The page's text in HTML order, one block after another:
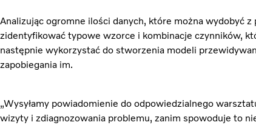
Analizując ogromne ilości danych, które można wydobyć
zidentyfikować typowe wzorce i kombinacje czynników,
następnie wykorzystać do stworzenia modeli
zapobiegania im.
„Wysyłamy powiadomienie do odpowiedzialnego
wizyty i zdiagnozowania problemu, zanim spowoduje to